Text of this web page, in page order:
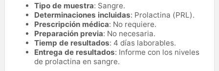
Tipo de muestra: Sangre.
Determinaciones incluidas: Prolactina (PRL).
Prescripción médica: No requiere.
Preparación previa: No necesaria.
Tiemp de resultados: 4 días laborables.
Entrega de resultados: Informe con los niveles
de prolactina en sangre.